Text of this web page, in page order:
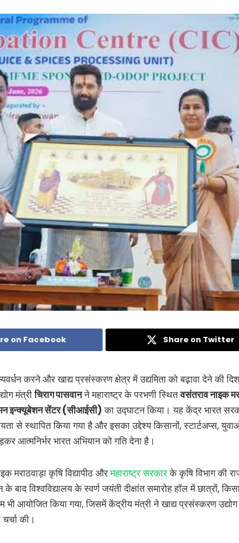
on Facebook Share on Twitter
करने और खाद्य प्रसंस्करण क्षेत्र में उद्यमिता को बढ़ावा देने की
मंत्रीचिराग पासवानने महाराष्ट्र के परभणी स्थितवसंतराव नाइक
इन्क्यूबेशन सेंटर (सीआईसी)का उद्घाटन किया। यह केंद्र भारत
से स्थापित किया गया है और इसका उद्देश्य किसानों, स्टार्टअप्स,
आत्मनिर्भर भारत अभियान को गति देना है।
मराठवाड़ा कृषि विद्यापीठ औरमहाराष्ट्र सरकारके कृषि विभाग की
विश्वविद्यालय के स्वर्ण जयंती दीक्षांत समारोह हॉल में छात्रों,
भी आयोजित किया गया, जिसमें केंद्रीय मंत्री ने खाद्य प्रसंस्करण
की।